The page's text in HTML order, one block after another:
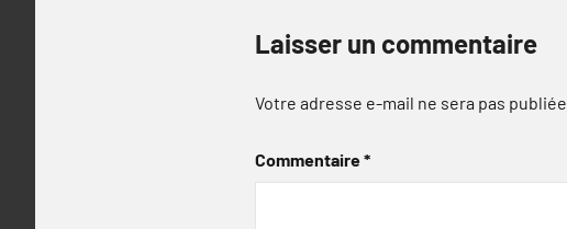
Laisser un commentaire
Votre adresse e-mail ne sera pas publiée.
Commentaire*